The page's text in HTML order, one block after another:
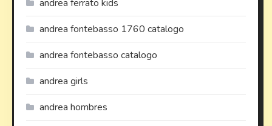
andrea ferrato kids
andrea fontebasso 1760 catalogo
andrea fontebasso catalogo
andrea girls
andrea hombres